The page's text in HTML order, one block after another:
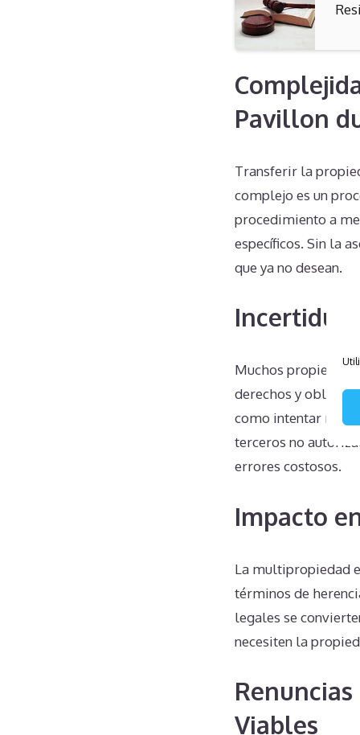
Pavillon
Transferir la
complejo es un
procedimiento a
específicos. Sin la
que ya no desean.
Muchos
derechos y
como intentar
terceros no
errores costosos.
Impacto
La multipropiedad
términos de
legales se
necesiten la
Viables